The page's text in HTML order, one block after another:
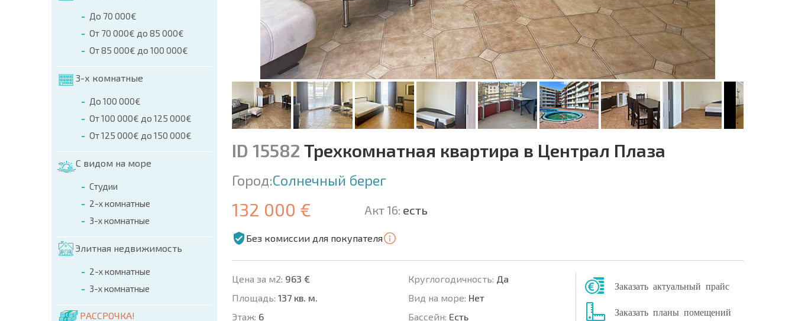
До 70 000€
От 70 000€ до 85 000€
От 85 000€ до 100 000€
3-х комнатные
До 100 000€
От 100 000€ до 125 000€
От 125 000€ до 150 000€
С видом на море
Студии
2-х комнатные
3-х комнатные
Элитная недвижимость
2-х комнатные
3-х комнатные
РАССРОЧКА!
ID 15582 Трехкомнатная квартира в Централ Плаза
Город:Солнечный берег
132 000 € Акт 16: есть
Без комиссии для покупателя
Цена за м2: 963 €
Площадь: 137 кв. м.
Этаж: 6
Круглогодичность: Да
Вид на море: Нет
Басcейн: Есть
Заказать актуальный прайс
Заказать планы помещений